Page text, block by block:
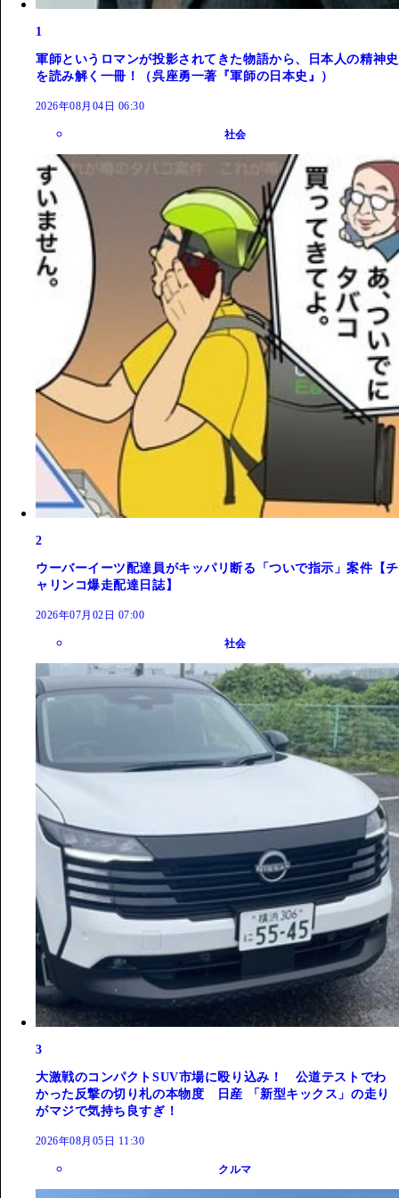
1
軍師というロマンが投影されてきた物語から、日本人の精神史
を読み解く一冊！（呉座勇一著『軍師の日本史』）
2026年08月04日 06:30
社会
2
ウーバーイーツ配達員がキッパリ断る「ついで指示」案件【チ
ャリンコ爆走配達日誌】
2026年07月02日 07:00
社会
3
大激戦のコンパクトSUV市場に殴り込み！ 公道テストでわ
かった反撃の切り札の本物度 日産 「新型キックス」の走り
がマジで気持ち良すぎ！
2026年08月05日 11:30
クルマ